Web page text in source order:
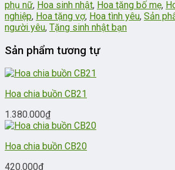
phụ nữ, Hoa sinh nhật, Hoa tặng bố mẹ,
nghiệp, Hoa tặng vợ, Hoa tình yêu, Sản
người yêu, Tặng sinh nhật bạn
Sản phẩm tương tự
Hoa chia buồn CB21
1.380.000₫
Hoa chia buồn CB20
420.000₫